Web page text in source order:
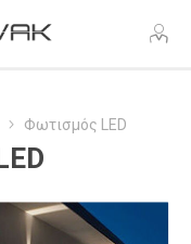
Φωτισμός LED